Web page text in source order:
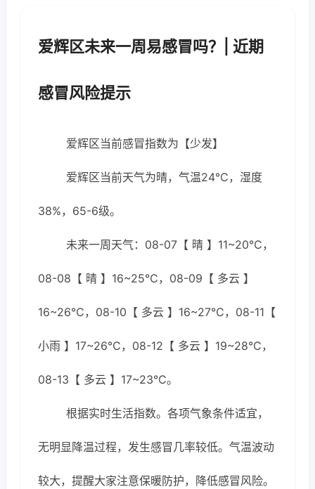
爱辉区未来一周易感冒吗？| 近期
感冒风险提示
爱辉区当前感冒指数为【少发】
爱辉区当前天气为晴，气温24℃，湿度
38%，65-6级。
未来一周天气：08-07【 晴 】11~20℃，
08-08【 晴 】16~25℃，08-09【 多云 】
16~26℃，08-10【 多云 】16~27℃，08-11【
小雨 】17~26℃，08-12【 多云 】19~28℃，
08-13【 多云 】17~23℃。
根据实时生活指数。各项气象条件适宜，
无明显降温过程，发生感冒几率较低。气温波动
较大，提醒大家注意保暖防护，降低感冒风险。